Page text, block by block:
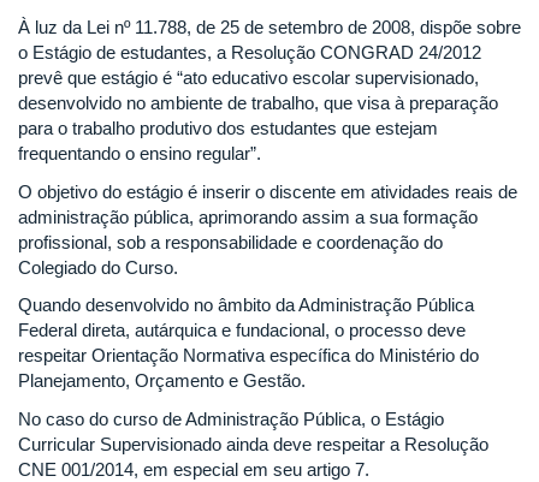
À luz da Lei nº 11.788, de 25 de setembro de 2008, dispõe sobre
o Estágio de estudantes, a Resolução CONGRAD 24/2012
prevê que estágio é “ato educativo escolar supervisionado,
desenvolvido no ambiente de trabalho, que visa à preparação
para o trabalho produtivo dos estudantes que estejam
frequentando o ensino regular”.
O objetivo do estágio é inserir o discente em atividades reais de
administração pública, aprimorando assim a sua formação
profissional, sob a responsabilidade e coordenação do
Colegiado do Curso.
Quando desenvolvido no âmbito da Administração Pública
Federal direta, autárquica e fundacional, o processo deve
respeitar Orientação Normativa específica do Ministério do
Planejamento, Orçamento e Gestão.
No caso do curso de Administração Pública, o Estágio
Curricular Supervisionado ainda deve respeitar a Resolução
CNE 001/2014, em especial em seu artigo 7.